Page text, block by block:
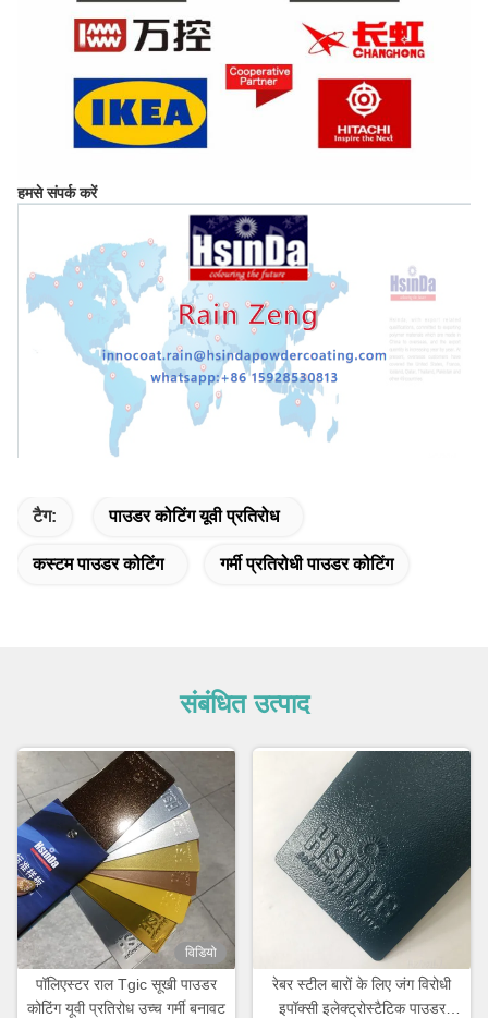
हमसे संपर्क करें
टैग: पाउडर कोटिंग यूवी प्रतिरोध
कस्टम पाउडर कोटिंग गर्मी प्रतिरोधी पाउडर कोटिंग
संबंधित उत्पाद
विडियो
पॉलिएस्टर राल Tgic सूखी पाउडर
कोटिंग यूवी प्रतिरोध उच्च गर्मी बनावट
रेबर स्टील बारों के लिए जंग विरोधी
इपॉक्सी इलेक्ट्रोस्टैटिक पाउडर